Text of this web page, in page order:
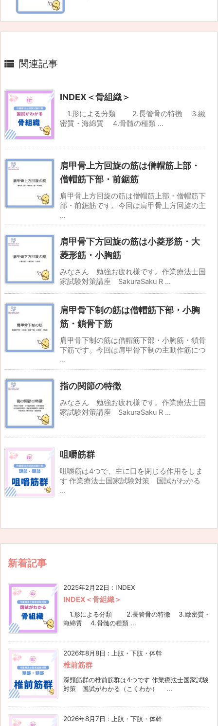
 関連記事
INDEX＜骨組織＞
1.形による分類 2.長管骨の特徴 3.緻
密質・海綿質 4.骨髄の種類 ...
肩甲骨上方回旋の筋は僧帽筋上部・
僧帽筋下部・前鋸筋
肩甲骨上方回旋の筋は僧帽筋上部・僧帽筋下
部・前鋸筋です。今回は肩甲骨上方回旋の主
...
肩甲骨下方回旋の筋は小菱形筋・大
菱形筋・小胸筋
みなさん 勉強お疲れ様です。作業療法士国
家試験対策講座 SakuraSaku R ...
肩甲骨下制の筋は僧帽筋下部・小胸
筋・鎖骨下筋
肩甲骨下制の筋は僧帽筋下部・小胸筋・鎖骨
下筋です。今回は肩甲骨下制の主動作筋につ
...
指の関節の特徴
みなさん 勉強お疲れ様です。作業療法士国
家試験対策講座 SakuraSaku R ...
咀嚼筋群
咀嚼筋は4つで、主に口を閉じる作用をしま
す 作業療法士国家試験対策 国試がわかる
...
新着記事
2025年2月22日 : INDEX
INDEX＜骨組織＞
1.形による分類 2.長管骨の特徴 3.緻密質・
海綿質 4.骨髄の種類 ...
2026年8月8日 : 上肢・下肢・体幹
椎前筋群
深頸筋群の椎前筋群は4つです 作業療法士国家試験
対策 国試がわかる（こくわか） ...
2026年8月7日 : 上肢・下肢・体幹